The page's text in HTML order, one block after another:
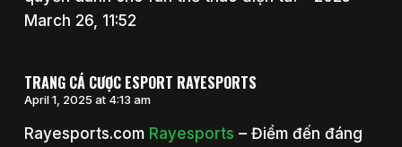
March 26, 11:52
TRANG CÁ CƯỢC ESPORT RAYESPORTS
April 1, 2025 at 4:13 am
Rayesports.com Rayesports – Điểm đến đáng